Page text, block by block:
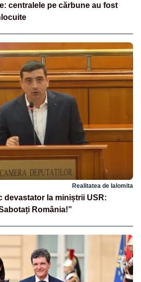
centralele pe cărbune au fost
Realitatea de Ialomita
devastator la miniștrii USR:
România!”